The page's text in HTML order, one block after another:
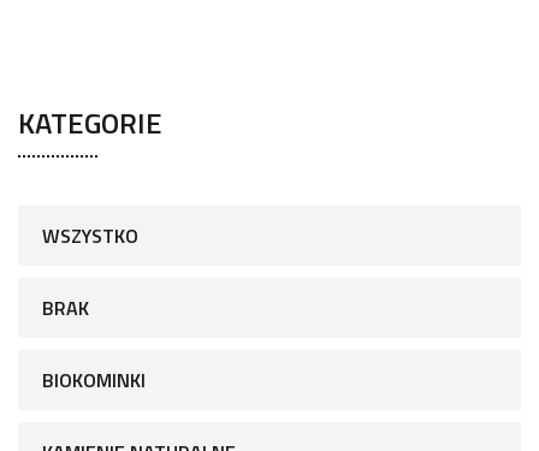
KATEGORIE
WSZYSTKO
BRAK
BIOKOMINKI